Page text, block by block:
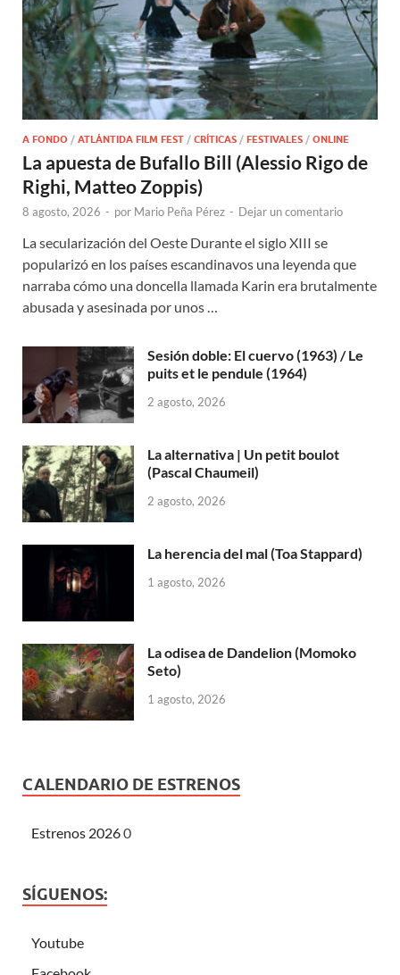
A FONDO / ATLÁNTIDA FILM FEST / CRÍTICAS / FESTIVALES / ONLINE
La apuesta de Bufallo Bill (Alessio Rigo de
Righi, Matteo Zoppis)
8 agosto, 2026 - por Mario Peña Pérez - Dejar un comentario
La secularización del Oeste Durante el siglo XIII se
popularizó en los países escandinavos una leyenda que
narraba cómo una doncella llamada Karin era brutalmente
abusada y asesinada por unos …
Sesión doble: El cuervo (1963) / Le
puits et le pendule (1964)
2 agosto, 2026
La alternativa | Un petit boulot
(Pascal Chaumeil)
2 agosto, 2026
La herencia del mal (Toa Stappard)
1 agosto, 2026
La odisea de Dandelion (Momoko
Seto)
1 agosto, 2026
CALENDARIO DE ESTRENOS
Estrenos 20260
SÍGUENOS:
Youtube